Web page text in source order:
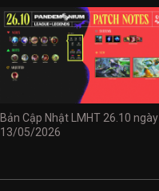
Bản Cập Nhật LMHT 26.10 ngày
13/05/2026